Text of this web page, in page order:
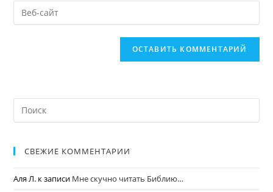
СВЕЖИЕ КОММЕНТАРИИ
Аля Л. к записи Мне скучно читать Библию…